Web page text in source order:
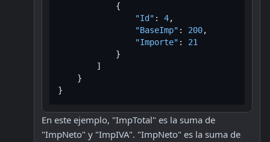
{
"Id" : 4,
"BaseImp" : 200,
"Importe" :
21
}
]
}
}
En este ejemplo, "ImpTotal" es la suma de
"ImpNeto" y "ImpIVA". "ImpNeto" es la suma de